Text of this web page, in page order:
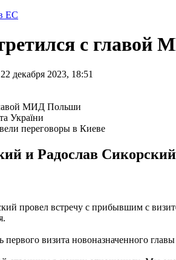
ЕС
с
декабря 2023, 18:51
України
переговоры в Киеве
и Радослав
провел встречу с прибывшим с
первого визита новоназначенного